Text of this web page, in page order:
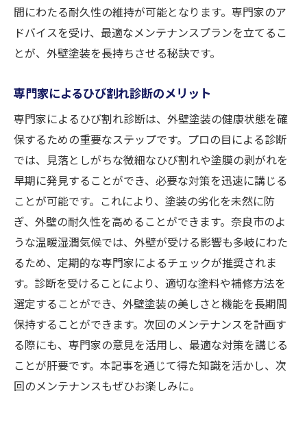
間にわたる耐久性の維持が可能となります。専門家のア
ドバイスを受け、最適なメンテナンスプランを立てるこ
とが、外壁塗装を長持ちさせる秘訣です。
専門家によるひび割れ診断のメリット
専門家によるひび割れ診断は、外壁塗装の健康状態を確
保するための重要なステップです。プロの目による診断
では、見落としがちな微細なひび割れや塗膜の剥がれを
早期に発見することができ、必要な対策を迅速に講じる
ことが可能です。これにより、塗装の劣化を未然に防
ぎ、外壁の耐久性を高めることができます。奈良市のよ
うな温暖湿潤気候では、外壁が受ける影響も多岐にわた
るため、定期的な専門家によるチェックが推奨されま
す。診断を受けることにより、適切な塗料や補修方法を
選定することができ、外壁塗装の美しさと機能を長期間
保持することができます。次回のメンテナンスを計画す
る際にも、専門家の意見を活用し、最適な対策を講じる
ことが肝要です。本記事を通じて得た知識を活かし、次
回のメンテナンスもぜひお楽しみに。